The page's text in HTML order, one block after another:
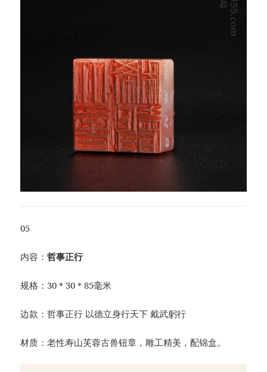
05
内容：哲事正行
规格：30＊30＊85毫米
边款：哲事正行 以德立身行天下 戴武躬行
材质：老性寿山芙蓉古兽钮章，雕工精美，配锦盒。